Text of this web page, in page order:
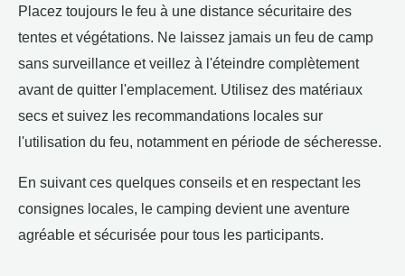
Placez toujours le feu à une distance sécuritaire des
tentes et végétations. Ne laissez jamais un feu de camp
sans surveillance et veillez à l'éteindre complètement
avant de quitter l'emplacement. Utilisez des matériaux
secs et suivez les recommandations locales sur
l'utilisation du feu, notamment en période de sécheresse.
En suivant ces quelques conseils et en respectant les
consignes locales, le camping devient une aventure
agréable et sécurisée pour tous les participants.